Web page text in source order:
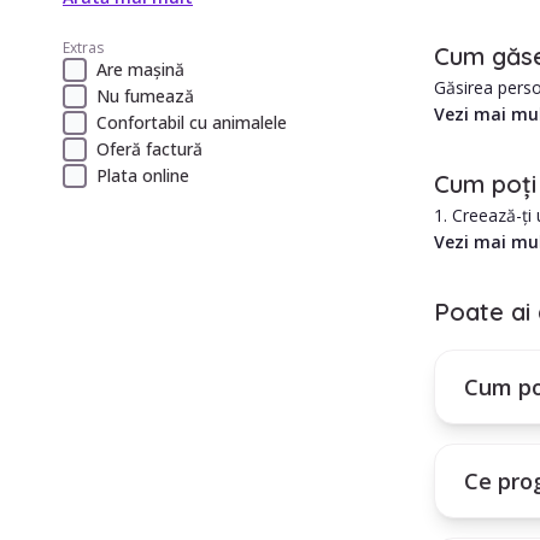
Extras
Are mașină
Nu fumează
Confortabil cu animalele
Oferă factură
Plata online
2. Îngrijire
Cum
Găsirea
în Bragadiru
3. Cum ar
4. Se poate
5. Care este
7. Care este
8.
10.
Vezi mai
Cum
1. Creează-ți
2.
Plătești un
Vezi mai
Poate ai
Cum
Ce